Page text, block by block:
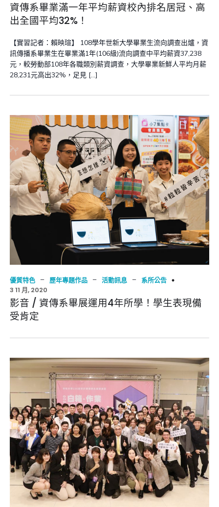
資傳系畢業滿一年平均薪資校內排名居冠、高
出全國平均32%！
【實習記者：賴映瑄】 108學年世新大學畢業生流向調查出爐，資
訊傳播系畢業生在畢業滿1年(106級)流向調查中平均薪資37,238
元，較勞動部108年各職類別薪資調查，大學畢業新鮮人平均月薪
28,231元高出32%，足見 […]
優質特色 – 歷年專題作品 – 活動訊息 – 系所公告
3 11 月, 2020
影音 / 資傳系畢展運用4年所學！學生表現備
受肯定